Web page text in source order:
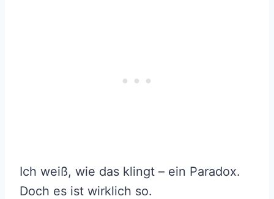
Ich weiß, wie das klingt – ein Paradox.
Doch es ist wirklich so.